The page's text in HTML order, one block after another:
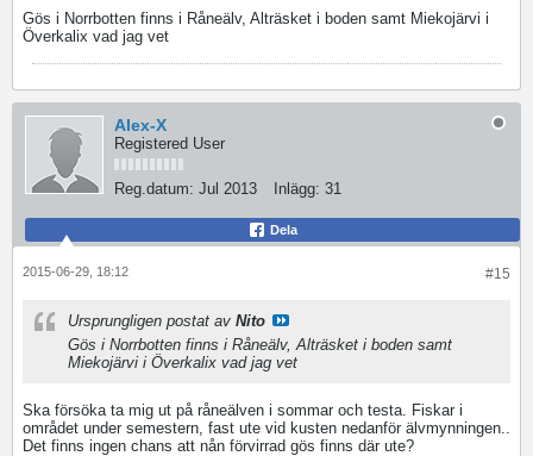
Gös i Norrbotten finns i Råneälv, Alträsket i boden samt Miekojärvi i
Överkalix vad jag vet
Alex-X
Registered User
Reg.datum: Jul 2013 Inlägg: 31
Dela
#15
2015-06-29, 18:12
Ursprungligen postat av Nito
Gös i Norrbotten finns i Råneälv, Alträsket i boden samt
Miekojärvi i Överkalix vad jag vet
Ska försöka ta mig ut på råneälven i sommar och testa. Fiskar i
området under semestern, fast ute vid kusten nedanför älvmynningen..
Det finns ingen chans att nån förvirrad gös finns där ute?